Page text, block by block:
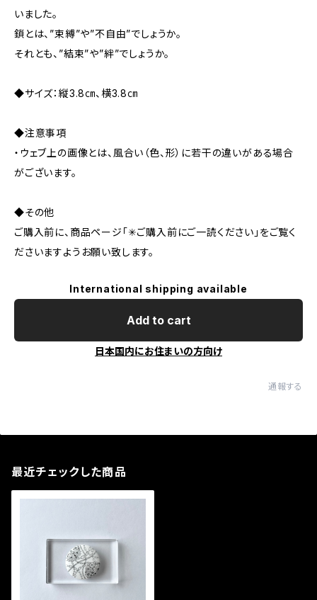
いました。
鎖とは、”束縛”や”不自由”でしょうか。
それとも、”結束”や”絆”でしょうか。
◆サイズ：縦3.8㎝、横3.8㎝
◆注意事項
・ウェブ上の画像とは、風合い（色、形）に若干の違いがある場合
がございます。
◆その他
ご購入前に、商品ページ「✳︎ご購入前にご一読ください」をご覧く
ださいますようお願い致します。
International shipping available
Add to cart
日本国内にお住まいの方向け
通報する
最近チェックした商品